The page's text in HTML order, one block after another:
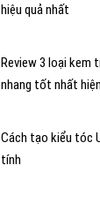
hiệu quả nhất
Review 3 loại kem
nhang tốt nhất
Cách tạo kiểu tóc
tính